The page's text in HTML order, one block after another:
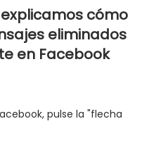
cómo
eliminados
en Facebook
pulse la "flecha